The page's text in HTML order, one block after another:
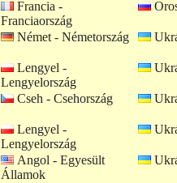
Francia -
Franciaország
Német - Németország
Lengyel -
Lengyelország
Cseh - Csehország
Lengyel -
Lengyelország
Angol - Egyesült
Államok